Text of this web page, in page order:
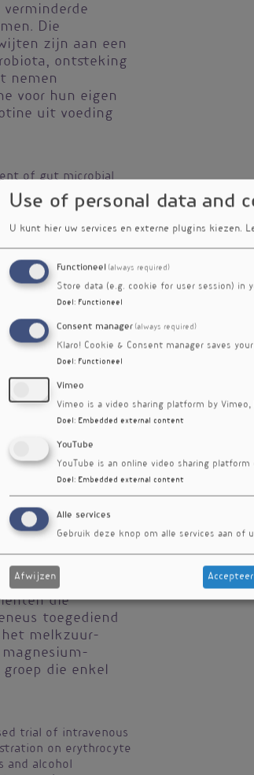
Die
zijn aan een
ontsteking
nemen
voor hun eigen
uit voeding
of gut microbial
obesity: effect
metabolism.
(vitamine
na
Dat hebben
die
toegediend
het melkzuur­
magnesium­
die enkel
trial of intravenous
on erythrocyte
and alcohol
Use of personal data and
U kunt hier uw services en externe plugins kiezen.
Functioneel (always required)
Store data (e.g. cookie for user session) in
Doel : Functioneel
Consent manager (always required)
Klaro! Cookie & Consent manager saves
Doel : Functioneel
Vimeo
Vimeo is a video sharing platform by Vimeo,
Doel : Embedded external content
YouTube
YouTube is an online video sharing platform
Doel : Embedded external content
Alle services
Gebruik deze knop om alle services aan of
Afwijzen Accepteer